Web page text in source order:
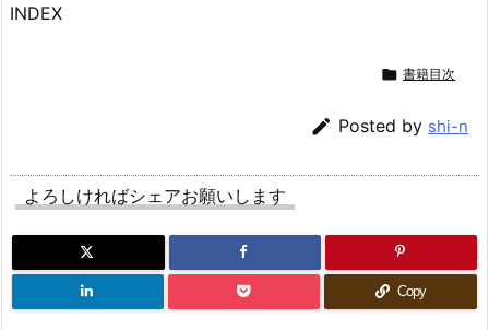
INDEX
 書籍目次
 Posted by shi-n
よろしければシェアお願いします
Copy